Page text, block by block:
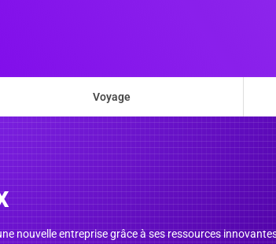
Voyage
nouvelle entreprise grâce à ses ressources